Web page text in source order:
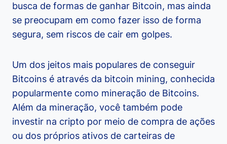
busca de formas de ganhar Bitcoin, mas ainda
se preocupam em como fazer isso de forma
segura, sem riscos de cair em golpes.
Um dos jeitos mais populares de conseguir
Bitcoins é através da bitcoin mining, conhecida
popularmente como mineração de Bitcoins.
Além da mineração, você também pode
investir na cripto por meio de compra de ações
ou dos próprios ativos de carteiras de